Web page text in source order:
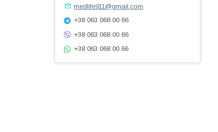
medlife911@gmail.com
+38 063 068 00 66
+38 063 068 00 66
+38 063 068 00 66